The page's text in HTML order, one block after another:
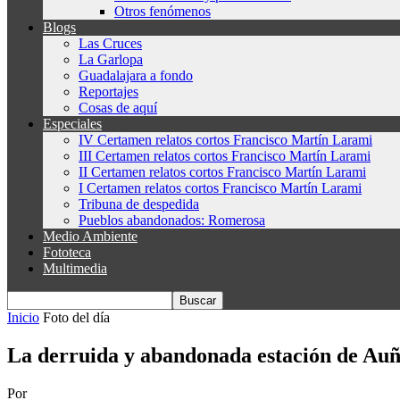
Otros fenómenos
Blogs
Las Cruces
La Garlopa
Guadalajara a fondo
Reportajes
Cosas de aquí
Especiales
IV Certamen relatos cortos Francisco Martín Larami
III Certamen relatos cortos Francisco Martín Larami
II Certamen relatos cortos Francisco Martín Larami
I Certamen relatos cortos Francisco Martín Larami
Tribuna de despedida
Pueblos abandonados: Romerosa
Medio Ambiente
Fototeca
Multimedia
Inicio Foto del día
La derruida y abandonada estación de
Por